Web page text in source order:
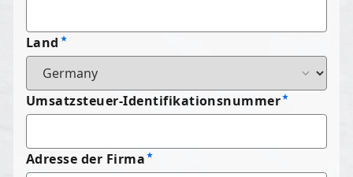
Land
Umsatzsteuer-Identifikationsnummer
Adresse der Firma